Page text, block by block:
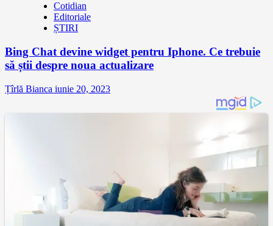
Cotidian
Editoriale
ȘTIRI
Bing Chat devine widget pentru Iphone. Ce trebuie
să știi despre noua actualizare
Țîrlă Bianca iunie 20, 2023